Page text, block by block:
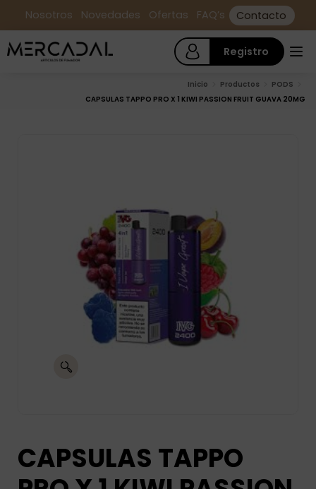
Nosotros Novedades Ofertas FAQ’s Contacto
Registro
Inicio Productos
PODS
CAPSULAS TAPPO PRO X 1 KIWI PASSION FRUIT GUAVA 20MG
CAPSULAS TAPPO